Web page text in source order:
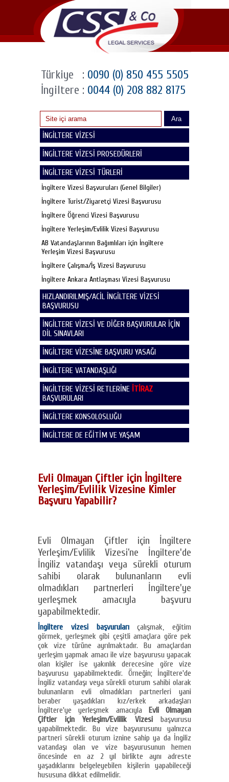
Türkiye : 0090 (0) 850 455 5505
İngiltere : 0044 (0) 208 882 8175
Ara
İNGİLTERE VİZESİ
İNGİLTERE VİZESİ PROSEDÜRLERİ
İNGİLTERE VİZESİ TÜRLERİ
İngiltere Vizesi Başvuruları (Genel Bilgiler)
İngiltere Turist/Ziyaretçi Vizesi Başvurusu
İngiltere Öğrenci Vizesi Başvurusu
İngiltere Yerleşim/Evlilik Vizesi Başvurusu
AB Vatandaşlarının Bağımlıları için İngiltere
Yerleşim Vizesi Başvurusu
İngiltere Çalışma/İş Vizesi Başvurusu
İngiltere Ankara Antlaşması Vizesi Başvurusu
HIZLANDIRILMIŞ/ACİL İNGİLTERE VİZESİ
BAŞVURUSU
İNGİLTERE VİZESİ VE DİĞER BAŞVURULAR İÇİN
DİL SINAVLARI
İNGİLTERE VİZESİNE BAŞVURU YASAĞI
İNGİLTERE VATANDAŞLIĞI
İNGİLTERE VİZESİ RETLERİNE İTİRAZ
BAŞVURULARI
İNGİLTERE KONSOLOSLUĞU
İNGİLTERE DE EĞİTİM VE YAŞAM
Evli Olmayan Çiftler için İngiltere
Yerleşim/Evlilik Vizesine Kimler
Başvuru Yapabilir?
Evli Olmayan Çiftler için İngiltere
Yerleşim/Evlilik Vizesi’ne İngiltere'de
İngiliz vatandaşı veya sürekli oturum
sahibi olarak bulunanların evli
olmadıkları partnerleri İngiltere'ye
yerleşmek amacıyla başvuru
yapabilmektedir.
İngiltere vizesi başvurularıçalışmak, eğitim
görmek, yerleşmek gibi çeşitli amaçlara göre pek
çok vize türüne ayrılmaktadır. Bu amaçlardan
yerleşim yapmak amacı ile vize başvurusu yapacak
olan kişiler ise yakınlık derecesine göre vize
başvurusu yapabilmektedir. Örneğin; İngiltere'de
İngiliz vatandaşı veya sürekli oturum sahibi olarak
bulunanların evli olmadıkları partnerleri yani
beraber yaşadıkları kız/erkek arkadaşları
İngiltere'ye yerleşmek amacıyla Evli Olmayan
Çiftler için Yerleşim/Evlilik Vizesibaşvurusu
yapabilmektedir. Bu vize başvurusunu yalnızca
partneri sürekli oturum iznine sahip ya da İngiliz
vatandaşı olan ve vize başvurusunun hemen
öncesinde en az 2 yıl birlikte aynı adreste
yaşadıklarını belgeleyebilen kişilerin yapabileceği
hususuna dikkat edilmelidir.